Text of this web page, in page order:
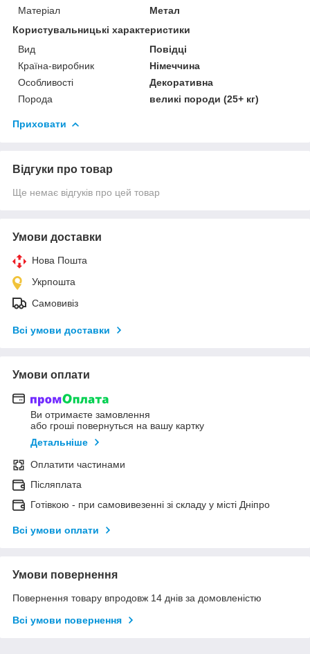
Матеріал
Метал
Користувальницькі характеристики
Вид
Повідці
Країна-виробник
Німеччина
Особливості
Декоративна
Порода
великі породи (25+ кг)
Приховати
Відгуки про товар
Ще немає відгуків про цей товар
Умови доставки
Нова Пошта
Укрпошта
Самовивіз
Всі умови доставки
Умови оплати
Ви отримаєте замовлення
або гроші повернуться на вашу картку
Детальніше
Оплатити частинами
Післяплата
Готівкою - при самовивезенні зі складу у місті Дніпро
Всі умови оплати
Умови повернення
Повернення товару впродовж 14 днів за домовленістю
Всі умови повернення